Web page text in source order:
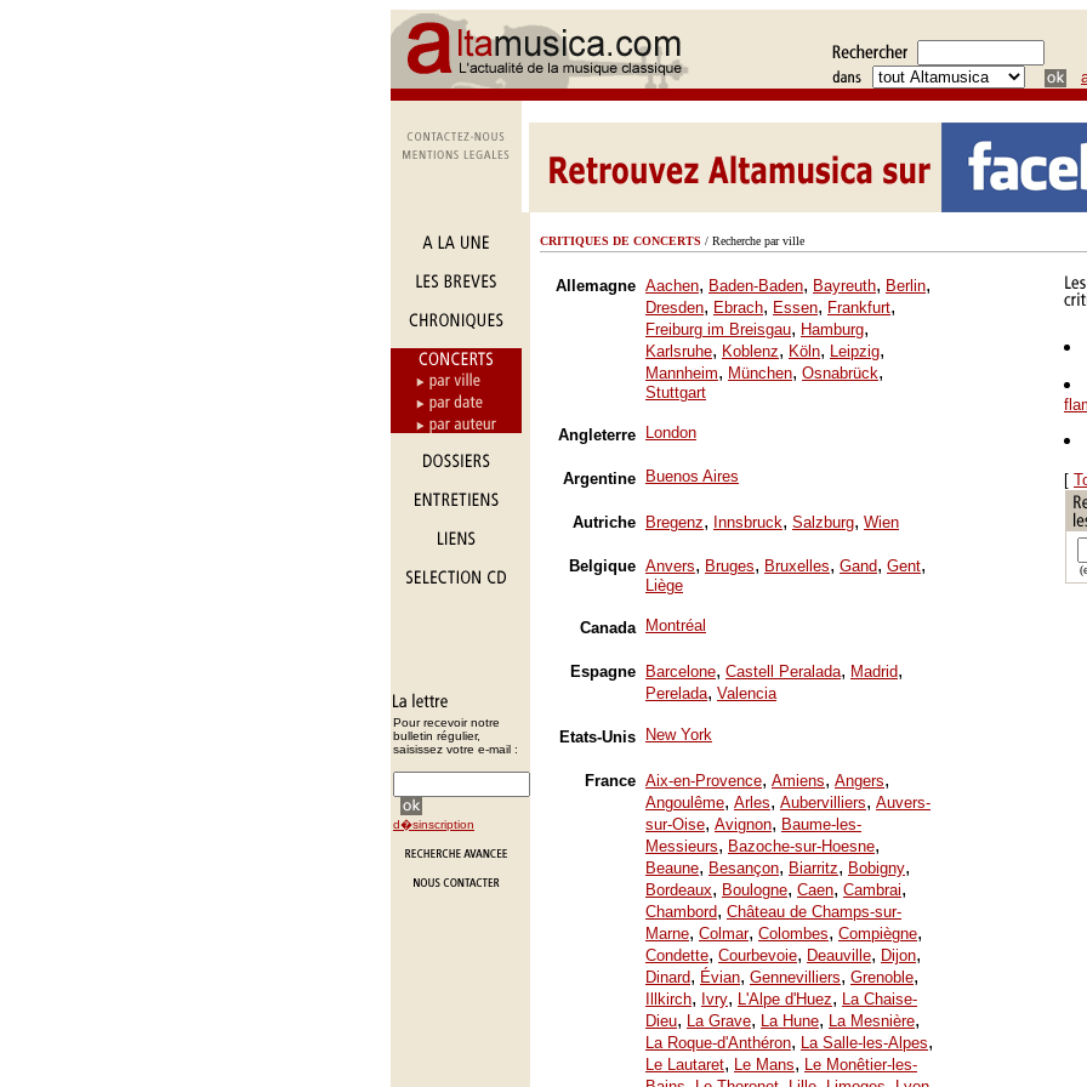
Pour recevoir notre
bulletin régulier,
saisissez votre e-mail :
d�sinscription
CRITIQUES DE CONCERTS / Recherche par ville
Allemagne Aachen, Baden-Baden, Bayreuth, Berlin,
Dresden, Ebrach, Essen, Frankfurt,
Freiburg im Breisgau, Hamburg,
Karlsruhe, Koblenz, Köln, Leipzig,
Mannheim, München, Osnabrück,
Stuttgart
Angleterre London
Argentine Buenos Aires
Autriche Bregenz, Innsbruck, Salzburg, Wien
Belgique Anvers, Bruges, Bruxelles, Gand, Gent,
Liège
Canada Montréal
Espagne Barcelone, Castell Peralada, Madrid,
Perelada, Valencia
Etats-Unis New York
France Aix-en-Provence, Amiens, Angers,
Angoulême, Arles, Aubervilliers, Auvers-
sur-Oise, Avignon, Baume-les-
Messieurs, Bazoche-sur-Hoesne,
Beaune, Besançon, Biarritz, Bobigny,
Bordeaux, Boulogne, Caen, Cambrai,
Chambord, Château de Champs-sur-
Marne, Colmar, Colombes, Compiègne,
Condette, Courbevoie, Deauville, Dijon,
Dinard, Évian, Gennevilliers, Grenoble,
Illkirch, Ivry, L'Alpe d'Huez, La Chaise-
Dieu, La Grave, La Hune, La Mesnière,
La Roque-d'Anthéron, La Salle-les-Alpes,
Le Lautaret, Le Mans, Le Monêtier-les-
[